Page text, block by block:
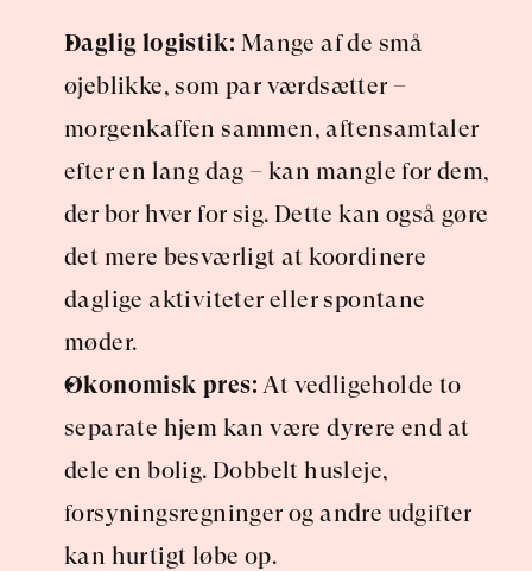
Daglig logistik: Mange af de små
øjeblikke, som par værdsætter –
morgenkaffen sammen, aftensamtaler
efter en lang dag – kan mangle for dem,
der bor hver for sig. Dette kan også gøre
det mere besværligt at koordinere
daglige aktiviteter eller spontane
møder.
Økonomisk pres: At vedligeholde to
separate hjem kan være dyrere end at
dele en bolig. Dobbelt husleje,
forsyningsregninger og andre udgifter
kan hurtigt løbe op.